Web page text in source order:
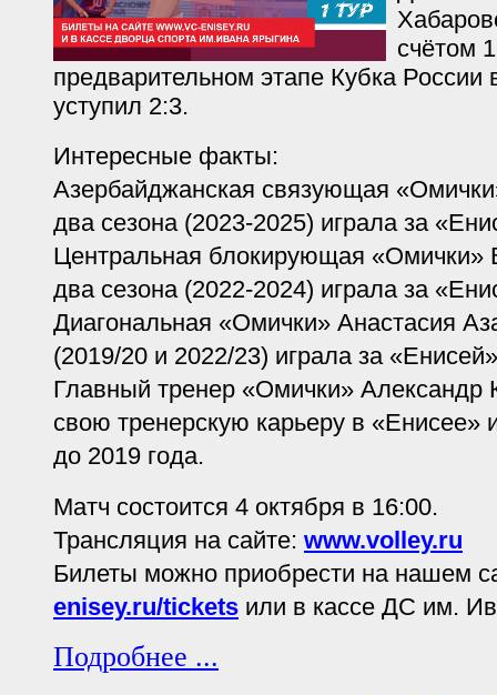
счётом
предварительном этапе Кубка России
уступил 2:3.
Интересные факты:
Азербайджанская связующая
два сезона (2023-2025) играла за
Центральная блокирующая «Омички»
два сезона (2022-2024) играла за
Диагональная «Омички» Анастасия
(2019/20 и 2022/23) играла за
Главный тренер «Омички» Александр
свою тренерскую карьеру в «Енисее»
до 2019 года.
Матч состоится 4 октября в 16:00.
Трансляция на сайте: www.volley.ru
Билеты можно приобрести на нашем
enisey.ru/tickets или в кассе ДС им.
Подробнее ...